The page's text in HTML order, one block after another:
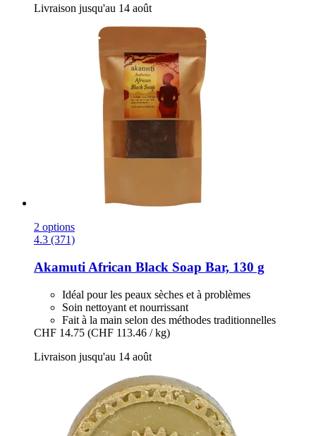
Livraison jusqu'au 14 août
2 options
4.3 (371)
Akamuti African Black Soap Bar, 130 g
Idéal pour les peaux sèches et à problèmes
Soin nettoyant et nourrissant
Fait à la main selon des méthodes traditionnelles
CHF 14.75 (CHF 113.46 / kg)
Livraison jusqu'au 14 août